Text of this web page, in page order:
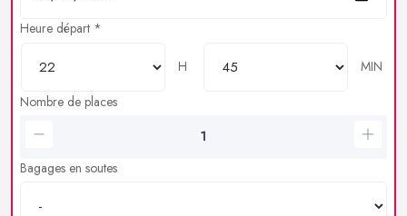
Heure départ *
H
MIN
Nombre de places
Bagages en soutes